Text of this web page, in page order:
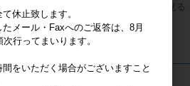
すべてのおすすめ商品を見る
休止致します。
メール・Faxへのご返答は、8月
行ってまいります。
をいただく場合がございますこと